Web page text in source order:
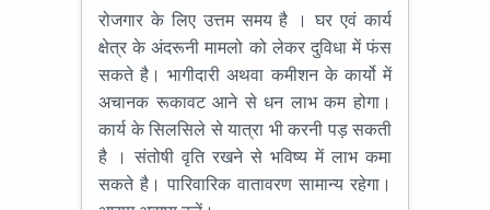
रोजगार के लिए उत्तम समय है । घर एवं कार्य
क्षेत्र के अंदरूनी मामलो को लेकर दुविधा में फंस
सकते है। भागीदारी अथवा कमीशन के कार्यो में
अचानक रूकावट आने से धन लाभ कम होगा।
कार्य के सिलसिले से यात्रा भी करनी पड़ सकती
है । संतोषी वृति रखने से भविष्य में लाभ कमा
सकते है। पारिवारिक वातावरण सामान्य रहेगा।